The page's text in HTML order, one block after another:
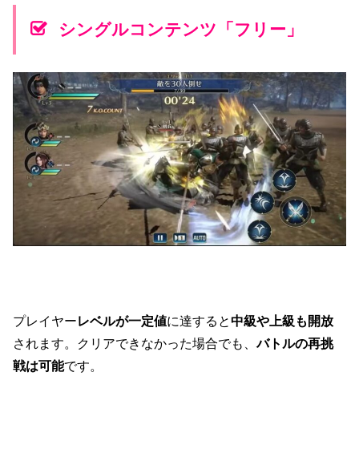
シングルコンテンツ「フリー」
プレイヤーレベルが一定値に達すると中級や上級も開放
されます。 クリアできなかった場合でも、バトルの再挑
戦は可能です。